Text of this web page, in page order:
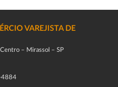
VAREJISTA DE
– Mirassol – SP
4884